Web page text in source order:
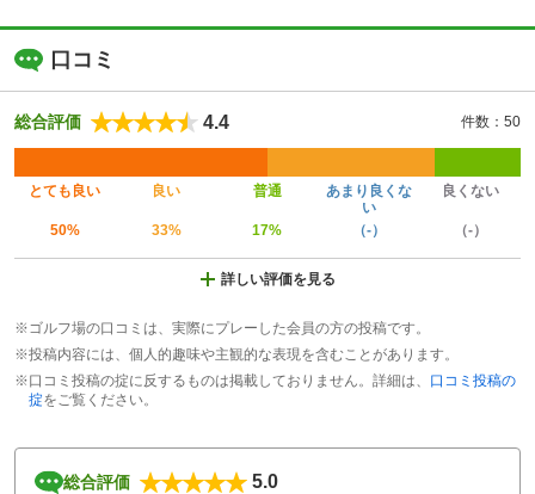
口コミ
総合評価 4.4 件数：50
とても良い 良い 普通
あまり良くな
い
良くない
50% 33% 17% （-） （-）
詳しい評価を見る
※ゴルフ場の口コミは、実際にプレーした会員の方の投稿です。
※投稿内容には、個人的趣味や主観的な表現を含むことがあります。
※口コミ投稿の掟に反するものは掲載しておりません。詳細は、 口コミ投稿の
掟をご覧ください。
総合評価
5.0